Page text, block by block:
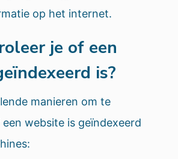
op het internet.
je of een
is?
manieren om te
website is geïndexeerd